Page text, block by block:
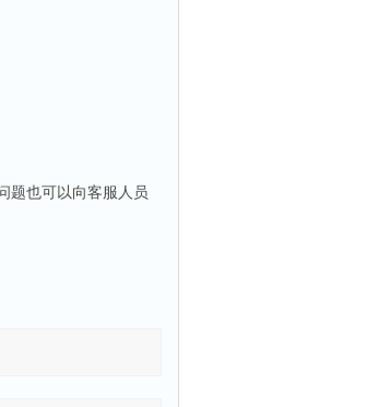
题也可以向客服人员